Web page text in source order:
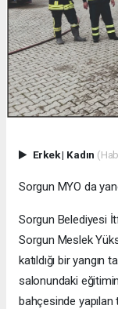
Erkek| Kadın
Sorgun MYO da
Sorgun Belediyesi
Sorgun Meslek
katıldığı bir
salonundaki
bahçesinde